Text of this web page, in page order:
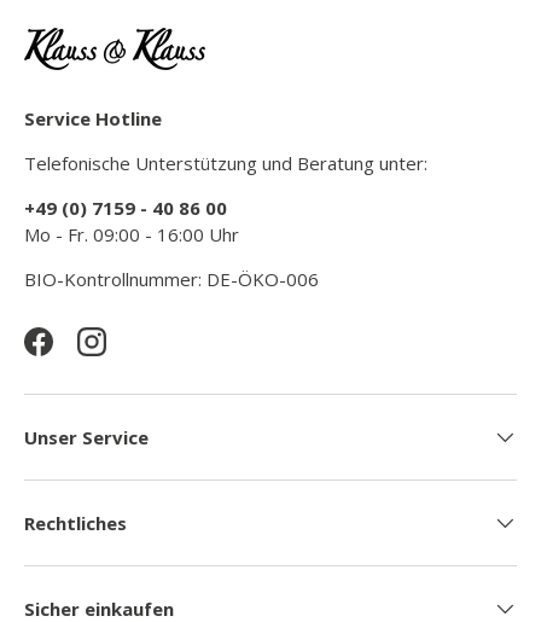
Service Hotline
Telefonische Unterstützung und Beratung unter:
+49 (0) 7159 - 40 86 00
Mo - Fr. 09:00 - 16:00 Uhr
BIO-Kontrollnummer: DE-ÖKO-006
FacebookInstagram
Unser Service
Rechtliches
Sicher einkaufen